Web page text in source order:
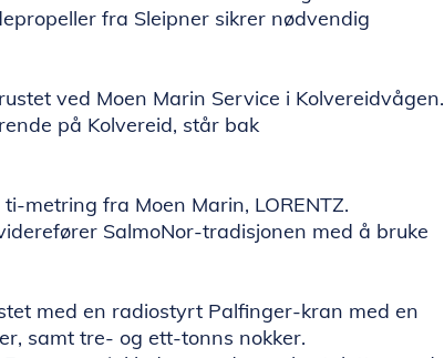
fra Sleipner sikrer nødvendig
ved Moen Marin Service i Kolvereidvågen.
på Kolvereid, står bak
metring fra Moen Marin, LORENTZ.
SalmoNor-tradisjonen med å bruke
med en radiostyrt Palfinger-kran med en
samt tre- og ett-tonns nokker.